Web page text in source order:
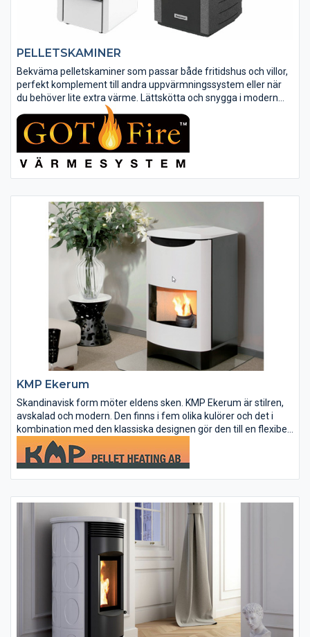
PELLETSKAMINER
Bekväma pelletskaminer som passar både fritidshus och villor,
perfekt komplement till andra uppvärmningssystem eller när
du behöver lite extra värme. Lättskötta och snygga i modern
design och utrustade med flera smarta funktioner, så som
automatisk...
KMP Ekerum
Skandinavisk form möter eldens sken. KMP Ekerum är stilren,
avskalad och modern. Den finns i fem olika kulörer och det i
kombination med den klassiska designen gör den till en flexibel
möbel som passar i de flesta hem. Våra kaminer i KMP-familjen
kan...